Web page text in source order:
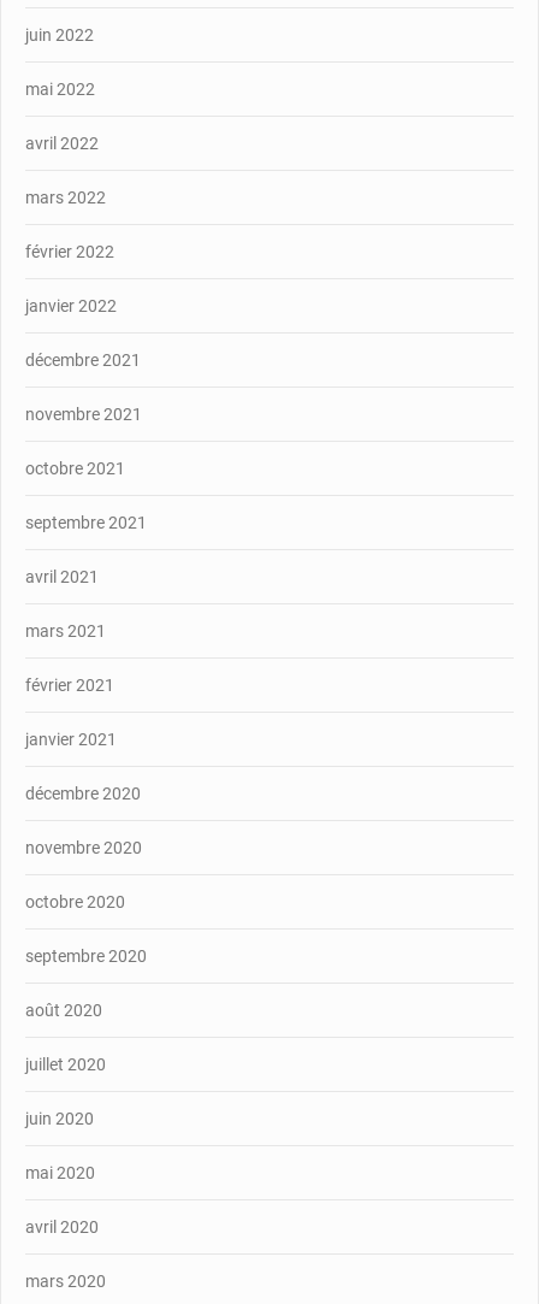
juin 2022
mai 2022
avril 2022
mars 2022
février 2022
janvier 2022
décembre 2021
novembre 2021
octobre 2021
septembre 2021
avril 2021
mars 2021
février 2021
janvier 2021
décembre 2020
novembre 2020
octobre 2020
septembre 2020
août 2020
juillet 2020
juin 2020
mai 2020
avril 2020
mars 2020